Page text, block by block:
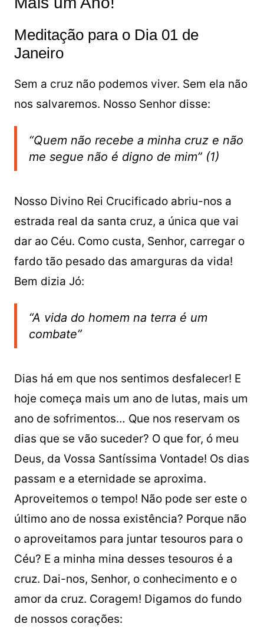
Meditação para o Dia 01 de
Janeiro
Sem a cruz não podemos viver. Sem ela não
nos salvaremos. Nosso Senhor disse:
“Quem não recebe a minha cruz e não
me segue não é digno de mim” (1)
Nosso Divino Rei Crucificado abriu-nos a
estrada real da santa cruz, a única que vai
dar ao Céu. Como custa, Senhor, carregar o
fardo tão pesado das amarguras da vida!
Bem dizia Jó:
“A vida do homem na terra é um
combate”
Dias há em que nos sentimos desfalecer! E
hoje começa mais um ano de lutas, mais um
ano de sofrimentos… Que nos reservam os
dias que se vão suceder? O que for, ó meu
Deus, da Vossa Santíssima Vontade! Os dias
passam e a eternidade se aproxima.
Aproveitemos o tempo! Não pode ser este o
último ano de nossa existência? Porque não
o aproveitamos para juntar tesouros para o
Céu? E a minha mina desses tesouros é a
cruz. Dai-nos, Senhor, o conhecimento e o
amor da cruz. Coragem! Digamos do fundo
de nossos corações: